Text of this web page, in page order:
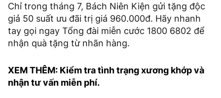
Chỉ trong tháng 7, Bách Niên Kiện gửi tặng độc
giả 50 suất ưu đãi trị giá 960.000đ. Hãy nhanh
tay gọi ngay Tổng đài miễn cước 1800 6802 để
nhận quà tặng từ nhãn hàng.
XEM THÊM: Kiểm tra tình trạng xương khớp và
nhận tư vấn miễn phí.